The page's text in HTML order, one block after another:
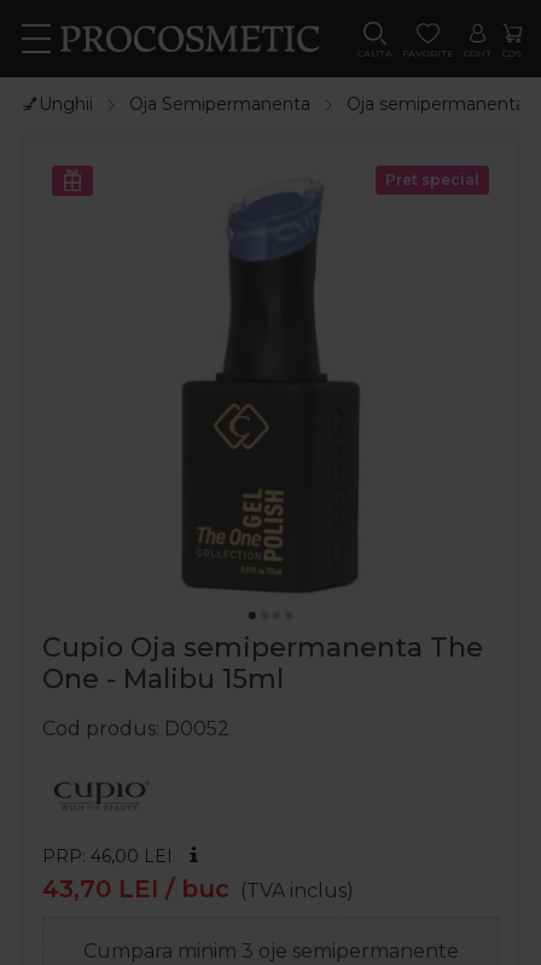
CAUTA FAVORITE CONT COS
💅Unghii Oja Semipermanenta Oja semipermanenta
Pret special
Cupio Oja semipermanenta The
One - Malibu 15ml
Cod produs D0052
PRP: 46,00 LEI
43,70 LEI / buc (TVA inclus)
Cumpara minim 3 oje semipermanente